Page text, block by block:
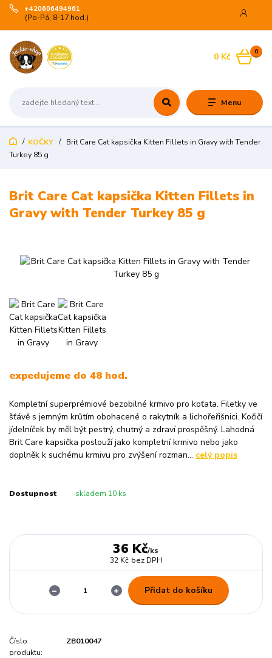
Menu
+420606494961
(Po-Pá, 8-17 hod.)
0
0 Kč
KOČKY
Brit Care Cat kapsička Kitten Fillets in Gravy with Tender
Turkey 85 g
Brit Care Cat kapsička Kitten Fillets in
Gravy with Tender Turkey 85 g
expedujeme do 48 hod.
Kompletní superprémiové bezobilné krmivo pro koťata. Filetky ve
šťávě s jemným krůtím obohacené o rakytník a lichořeřišnici. Kočičí
jídelníček by měl být pestrý, chutný a zdraví prospěšný. Lahodná
Brit Care kapsička poslouží jako kompletní krmivo nebo jako
doplněk k suchému krmivu pro zvýšení rozman... celý popis
Dostupnost skladem 10 ks
36 Kč/ks
32 Kč bez DPH
Přidat do košíku
Číslo
produktu:
ZB010047